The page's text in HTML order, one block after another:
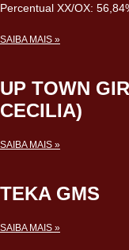
Percentual XX/OX:
SAIBA MAIS »
UP TOWN
CECILIA)
SAIBA MAIS »
TEKA GMS
SAIBA MAIS »